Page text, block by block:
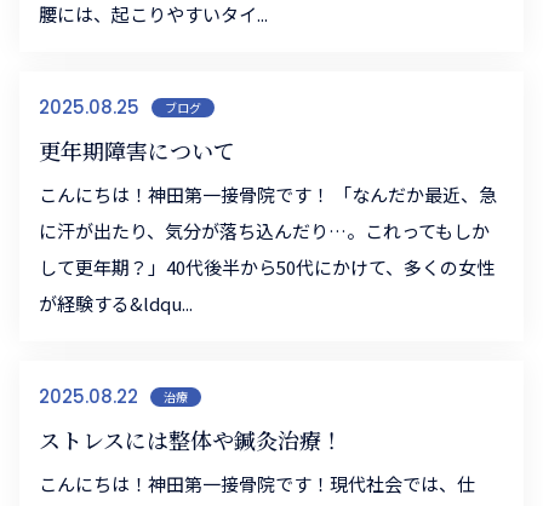
腰には、起こりやすいタイ...
2025.08.25 ブログ
更年期障害について
こんにちは！神田第一接骨院です！ 「なんだか最近、急
に汗が出たり、気分が落ち込んだり…。これってもしか
して更年期？」40代後半から50代にかけて、多くの女性
が経験する&ldqu...
2025.08.22 治療
ストレスには整体や鍼灸治療！
こんにちは！神田第一接骨院です！現代社会では、仕